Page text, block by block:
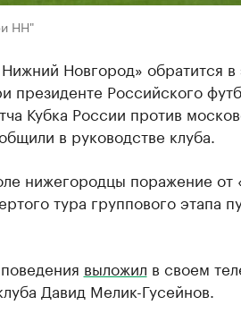
НН"
Новгород» обратится в
президенте Российского
Кубка России против
в руководстве клуба.
нижегородцы поражение от
тура группового этапа
выложил в своем
Давид Мелик-Гусейнов.